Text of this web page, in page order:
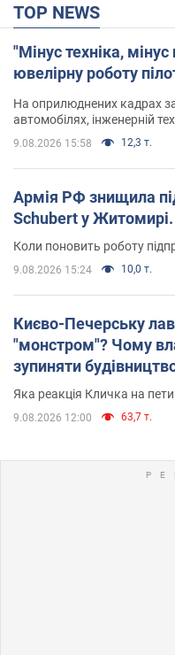
TOP NEWS
"Мінус техніка,
ювелірну роботу
На оприлюднених кадрах
автомобілях, інженерній
9.08.2026 15:58 12,3 т.
Армія РФ знищила
Schubert у
Коли поновить роботу
9.08.2026 15:24 10,0 т.
Києво-Печерську
"монстром"? Чому
зупиняти
вірянина"
Яка реакція Кличка на
9.08.2026 12:00 63,7 т.